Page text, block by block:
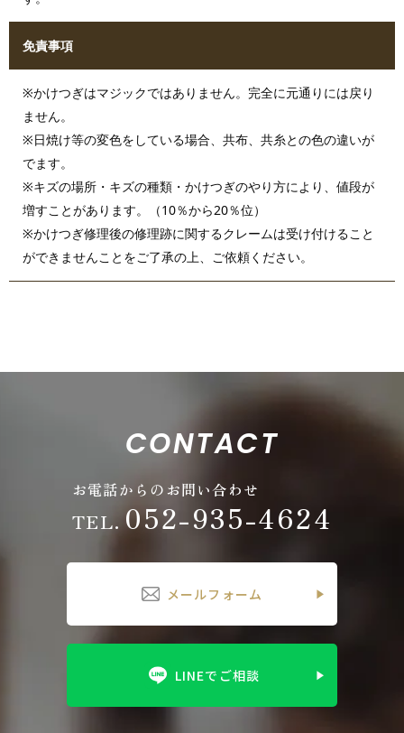
免責事項
※かけつぎはマジックではありません。完全に元通りには戻り
ません。
※日焼け等の変色をしている場合、共布、共糸との色の違いが
でます。
※キズの場所・キズの種類・かけつぎのやり方により、値段が
増すことがあります。（10％から20％位）
※かけつぎ修理後の修理跡に関するクレームは受け付けること
ができませんことをご了承の上、ご依頼ください。
CONTACT
お電話からのお問い合わせ
TEL. 052-935-4624
メールフォーム
LINEでご相談